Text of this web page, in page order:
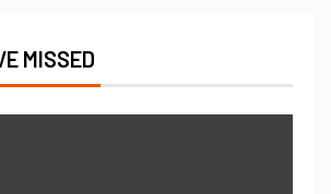
MISSED